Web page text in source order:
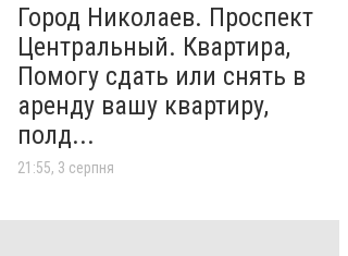
Город Николаев. Проспект
Центральный. Квартира,
Помогу сдать или снять в
аренду вашу квартиру,
полд...
21:55, 3 серпня